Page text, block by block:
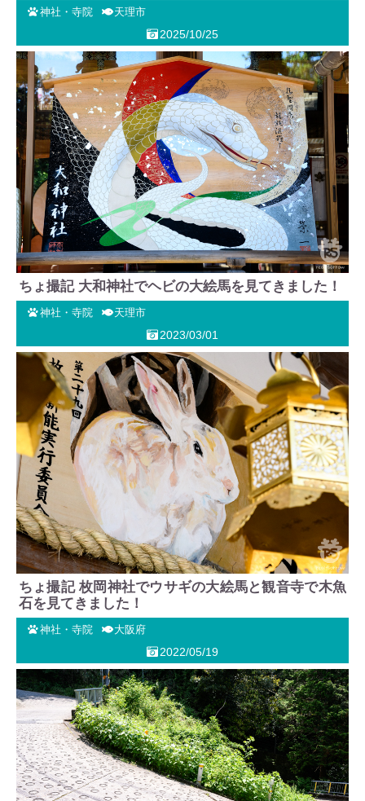
神社・寺院 天理市
2025/10/25
ちょ撮記 大和神社でヘビの大絵馬を見てきました！
神社・寺院 天理市
2023/03/01
ちょ撮記 枚岡神社でウサギの大絵馬と観音寺で木魚
石を見てきました！
神社・寺院 大阪府
2022/05/19